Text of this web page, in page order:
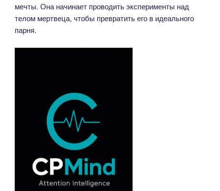
мечты. Она начинает проводить эксперименты над
телом мертвеца, чтобы превратить его в идеального
парня.